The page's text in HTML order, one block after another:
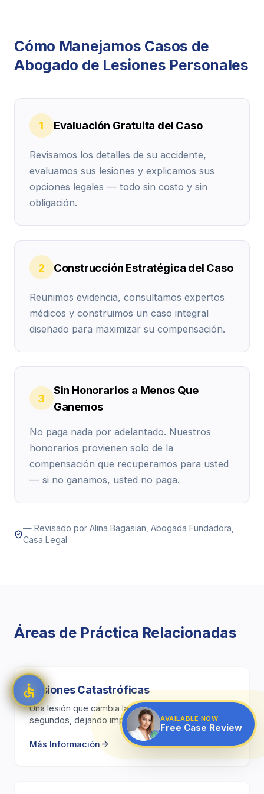
Cómo Manejamos Casos de
Abogado de Lesiones Personales
1 Evaluación Gratuita del Caso
Revisamos los detalles de su accidente,
evaluamos sus lesiones y explicamos sus
opciones legales — todo sin costo y sin
obligación.
2 Construcción Estratégica del Caso
Reunimos evidencia, consultamos expertos
médicos y construimos un caso integral
diseñado para maximizar su compensación.
3
Sin Honorarios a Menos Que
Ganemos
No paga nada por adelantado. Nuestros
honorarios provienen solo de la
compensación que recuperamos para usted
— si no ganamos, usted no paga.
— Revisado por Alina Bagasian, Abogada Fundadora,
Casa Legal
Áreas de Práctica Relacionadas
Lesiones Catastróficas
Una lesión que cambia la vida puede ocurrir en
segundos, dejando impacto a largo plazo e
Más Información
AVAILABLE NOW
Free Case Review